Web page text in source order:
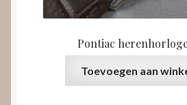
Pontiac
Toevoegen aan